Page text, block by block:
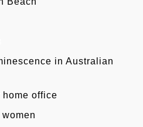
in Australian
office